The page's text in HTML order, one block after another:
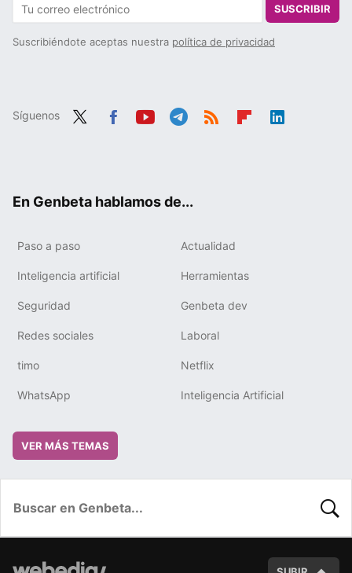
SUSCRIBIR
Suscribiéndote aceptas nuestra política de privacidad
Síguenos
En Genbeta hablamos de...
Paso a paso Actualidad
Inteligencia artificial Herramientas
Seguridad Genbeta dev
Redes sociales Laboral
timo Netflix
WhatsApp Inteligencia Artificial
VER MÁS TEMAS